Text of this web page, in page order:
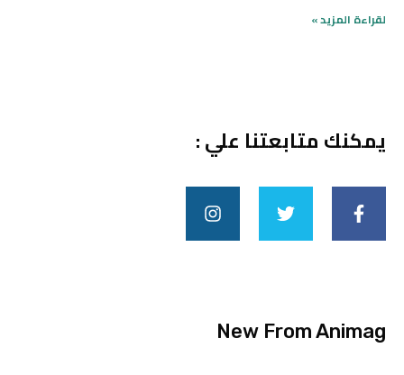
لقراءة المزيد »
يمكنك متابعتنا علي :
a
c
e
b
-
f
w
i
t
t
n
s
t
a
New From Animag